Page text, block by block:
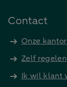
Contact
Onze
Zelf regelen
Ik wil klant